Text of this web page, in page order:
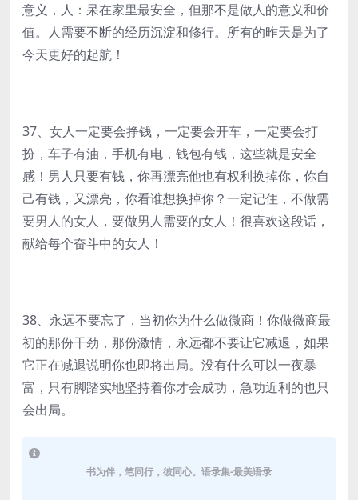
意义，人：呆在家里最安全，但那不是做人的意义和价
值。人需要不断的经历沉淀和修行。所有的昨天是为了
今天更好的起航！
37、女人一定要会挣钱，一定要会开车，一定要会打
扮，车子有油，手机有电，钱包有钱，这些就是安全
感！男人只要有钱，你再漂亮他也有权利换掉你，你自
己有钱，又漂亮，你看谁想换掉你？一定记住，不做需
要男人的女人，要做男人需要的女人！很喜欢这段话，
献给每个奋斗中的女人！
38、永远不要忘了，当初你为什么做微商！你做微商最
初的那份干劲，那份激情，永远都不要让它减退，如果
它正在减退说明你也即将出局。没有什么可以一夜暴
富，只有脚踏实地坚持着你才会成功，急功近利的也只
会出局。
书为伴，笔同行，彼同心。语录集-最美语录